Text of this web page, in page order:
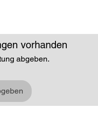
vorhanden
abgeben.